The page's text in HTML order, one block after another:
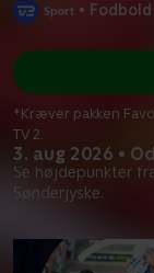
• Fodbold
3. aug 2026 •
Se højdepunkter
Sønderjyske.
*Kræver pakken
TV 2.